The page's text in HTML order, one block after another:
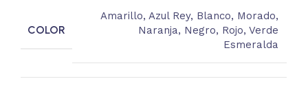
COLOR
Amarillo, Azul Rey, Blanco, Morado,
Naranja, Negro, Rojo,Verde
Esmeralda